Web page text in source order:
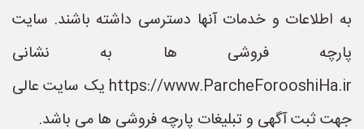
به اطلاعات و خدمات آنها دسترسی داشته باشند. سایت
پارچه فروشی ها به نشانی
https://www.ParcheForooshiHa.ir یک سایت عالی
جهت ثبت آگهی و تبلیغات پارچه فروشی ها می باشد.